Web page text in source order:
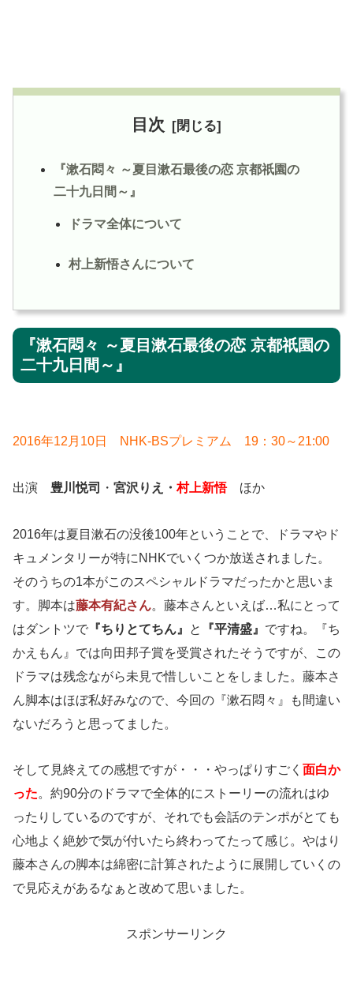
目次
『漱石悶々 ～夏目漱石最後の恋 京都祇園の
二十九日間～』
ドラマ全体について
村上新悟さんについて
『漱石悶々 ～夏目漱石最後の恋 京都祇園の
二十九日間～』
2016年12月10日 NHK-BSプレミアム 19：30～21:00
出演 豊川悦司 ・ 宮沢りえ・村上新悟ほか
2016年は夏目漱石の没後100年ということで、ドラマやド
キュメンタリーが特にNHKでいくつか放送されました。
そのうちの1本がこのスペシャルドラマだったかと思いま
す。脚本は藤本有紀さん。藤本さんといえば…私にとって
はダントツで 『ちりとてちん』 と 『平清盛』 ですね。『ち
かえもん』では向田邦子賞を受賞されたそうですが、この
ドラマは残念ながら未見で惜しいことをしました。藤本さ
ん脚本はほぼ私好みなので、今回の『漱石悶々』も間違い
ないだろうと思ってました。
そして見終えての感想ですが・・・やっぱりすごく 面白か
った。約90分のドラマで全体的にストーリーの流れはゆ
ったりしているのですが、それでも会話のテンポがとても
心地よく絶妙で気が付いたら終わってたって感じ。やはり
藤本さんの脚本は綿密に計算されたように展開していくの
で見応えがあるなぁと改めて思いました。
スポンサーリンク